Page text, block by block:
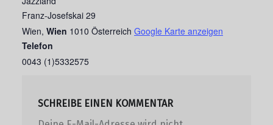
Franz-Josefskai 29
Wien, Wien 1010 Österreich Google Karte anzeigen
Telefon
0043 (1)5332575
SCHREIBE EINEN KOMMENTAR